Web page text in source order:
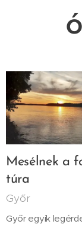
Mesélnek a
túra
Győr
Győr egyik